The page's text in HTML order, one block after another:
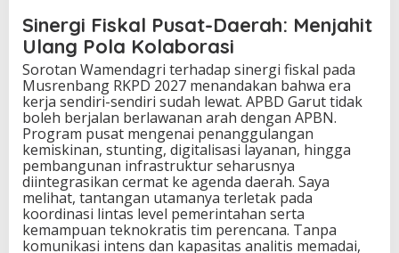
Sinergi Fiskal Pusat-Daerah: Menjahit
Ulang Pola Kolaborasi
Sorotan Wamendagri terhadap sinergi fiskal pada
Musrenbang RKPD 2027 menandakan bahwa era
kerja sendiri-sendiri sudah lewat. APBD Garut tidak
boleh berjalan berlawanan arah dengan APBN.
Program pusat mengenai penanggulangan
kemiskinan, stunting, digitalisasi layanan, hingga
pembangunan infrastruktur seharusnya
diintegrasikan cermat ke agenda daerah. Saya
melihat, tantangan utamanya terletak pada
koordinasi lintas level pemerintahan serta
kemampuan teknokratis tim perencana. Tanpa
komunikasi intens dan kapasitas analitis memadai,